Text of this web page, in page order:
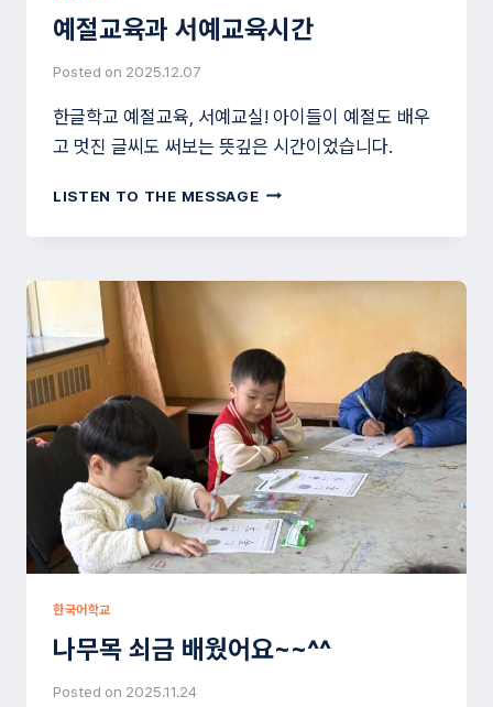
예절교육과 서예교육시간
Posted on 2025.12.07
한글학교 예절교육, 서예교실! 아이들이 예절도 배우
고 멋진 글씨도 써보는 뜻깊은 시간이었습니다.
LISTEN TO THE MESSAGE예
교
과
교
육
시
간
한국어학교
나무목 쇠금 배웠어요~~^^
Posted on 2025.11.24